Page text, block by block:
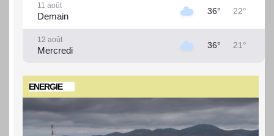
11 août
Demain 36° 22°
12 août
Mercredi 36° 21°
Jeudi
Vendredi 22°
ENERGIE